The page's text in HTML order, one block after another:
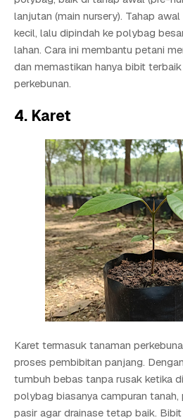
lanjutan (main nursery). Tahap
kecil, lalu dipindah ke polybag
lahan. Cara ini membantu petani
dan memastikan hanya bibit
perkebunan.
4. Karet
Karet termasuk tanaman
proses pembibitan panjang.
tumbuh bebas tanpa rusak ketika
polybag biasanya campuran tanah,
pasir agar drainase tetap baik.